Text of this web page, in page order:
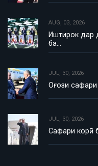
AUG, 03, 2026
Иштирок дар
ба…
JUL, 30, 2026
Оғози сафари
JUL, 30, 2026
Сафари корӣ